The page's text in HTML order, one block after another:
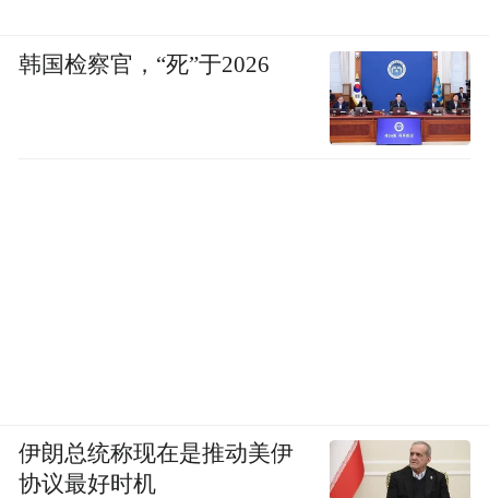
韩国检察官，“死”于2026
伊朗总统称现在是推动美伊
协议最好时机